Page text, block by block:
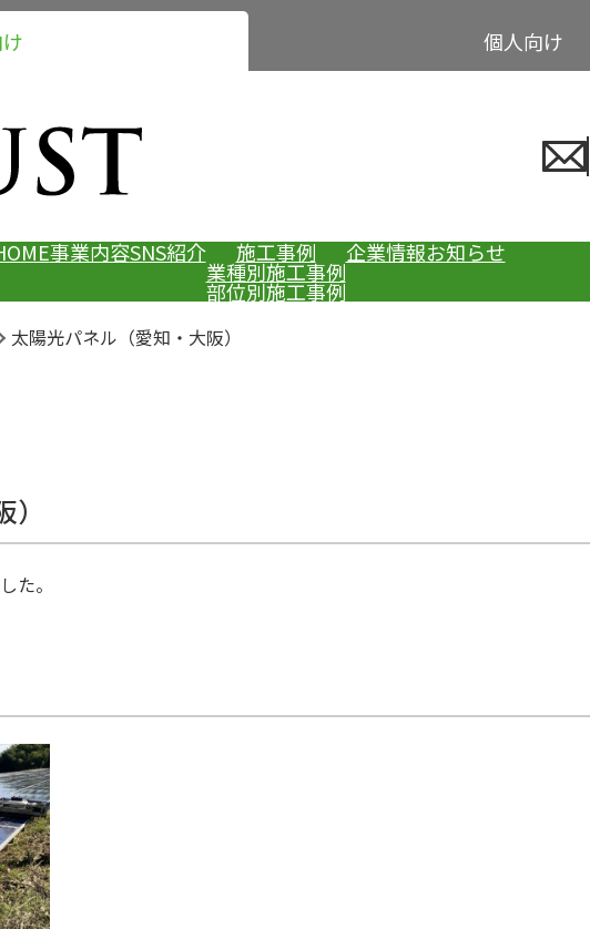
個人向け
事業内容SNS紹介 施工事例
業種別施工事例
部位別施工事例
企業情報お知らせ
太陽光パネル（愛知・大阪）
た。